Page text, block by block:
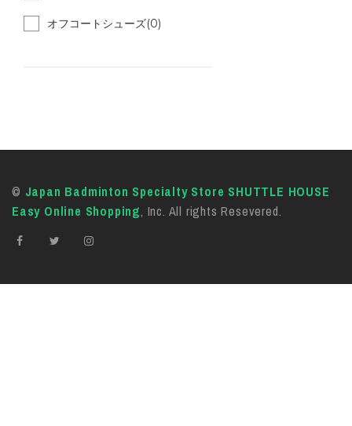
オフコートシューズ(0)
© Japan Badminton Specialty Store SHUTTLE HOUSE
Easy Online Shopping, Inc. All rights Resevered.